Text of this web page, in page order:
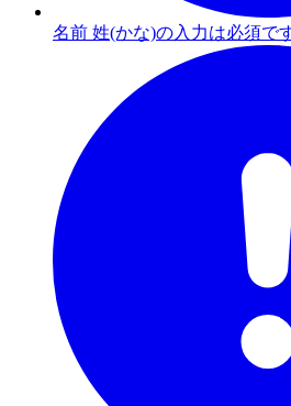
名前 姓(かな)の入力は必須で